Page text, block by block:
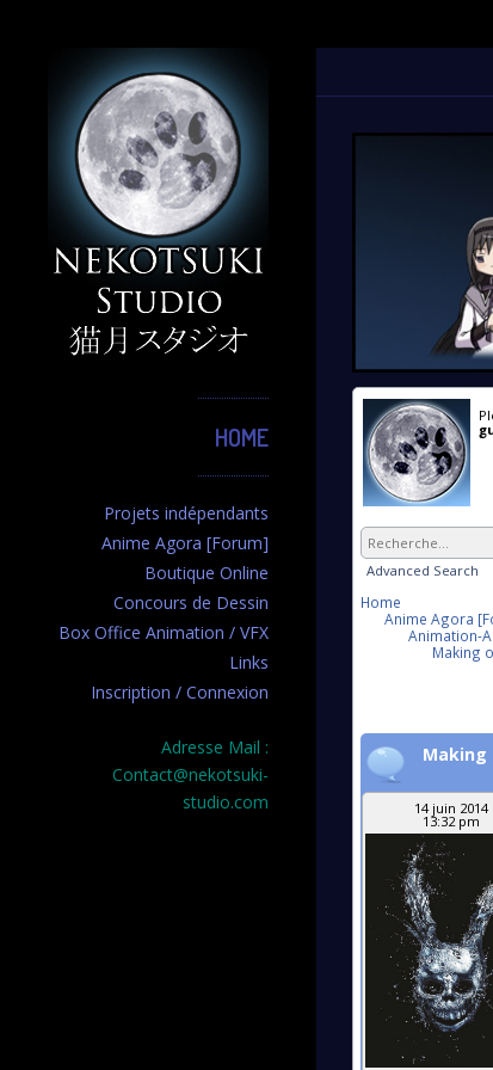
HOME
Projets indépendants
Anime Agora [Forum]
Boutique Online
Concours de Dessin
Box Office Animation / VFX
Links
Inscription / Connexion
Adresse Mail :
Contact@nekotsuki-
studio.com
Advanced Search
Home
Anime Agora
Animation-
Making
Making
14 juin 2014
13:32 pm